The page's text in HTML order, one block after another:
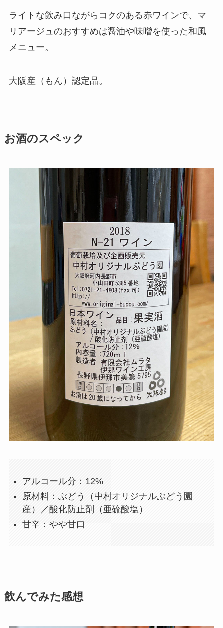
ライトな飲み口ながらコクのある赤ワインで、マ
リアージュのおすすめは醤油や味噌を使った和風
メニュー。
大阪産（もん）認定品。
お酒のスペック
アルコール分：12%
原材料：ぶどう（中村オリジナルぶどう園
産）／酸化防止剤（亜硫酸塩）
甘辛：やや甘口
飲んでみた感想